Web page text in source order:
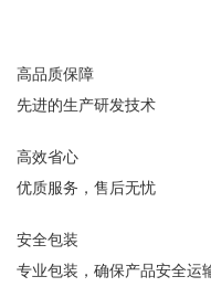
高品质保障
先进的生产研发技术
高效省心
优质服务，售后无忧
安全包装
专业包装，确保产品安全运